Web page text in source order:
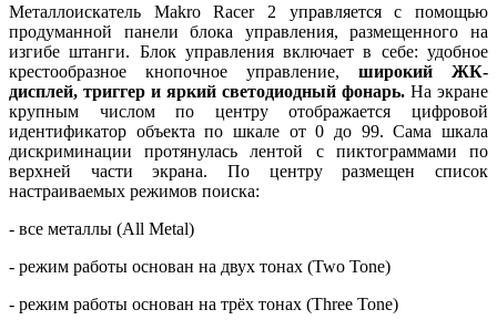
Металлоискатель Makro Racer 2 управляется с помощью
продуманной панели блока управления, размещенного на
изгибе штанги. Блок управления включает в себе: удобное
крестообразное кнопочное управление, широкий ЖК-
дисплей, триггер и яркий светодиодный фонарь. На экране
крупным числом по центру отображается цифровой
идентификатор объекта по шкале от 0 до 99. Сама шкала
дискриминации протянулась лентой с пиктограммами по
верхней части экрана. По центру размещен список
настраиваемых режимов поиска:
- все металлы (All Metal)
- режим работы основан на двух тонах (Two Tone)
- режим работы основан на трёх тонах (Three Tone)